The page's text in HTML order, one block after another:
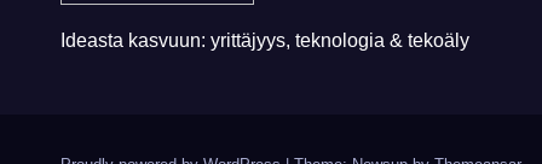
Ideasta kasvuun: yrittäjyys, teknologia & tekoäly